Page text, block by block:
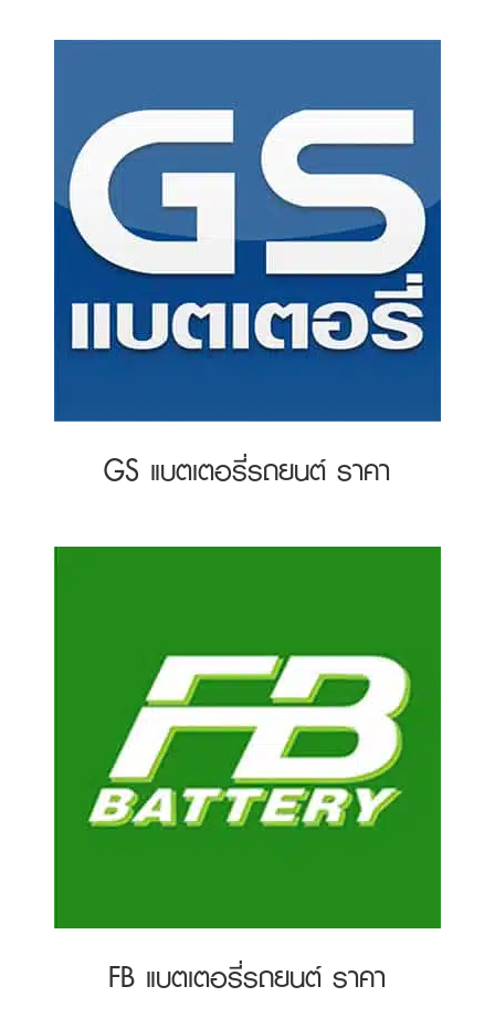
GS แบตเตอรี่รถยนต์ ราคา
FB แบตเตอรี่รถยนต์ ราคา